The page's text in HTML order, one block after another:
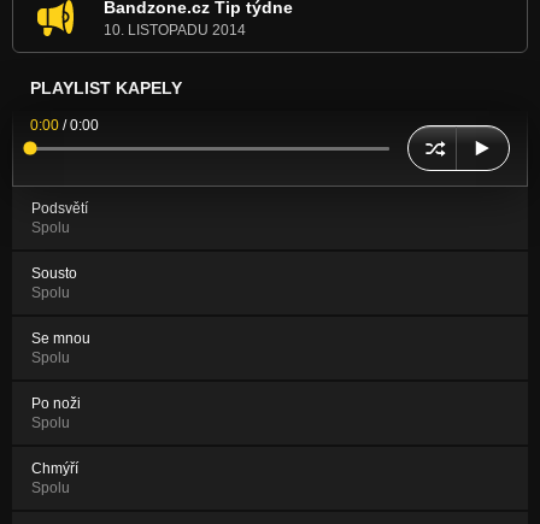
Bandzone.cz Tip týdne
10. LISTOPADU 2014
PLAYLIST KAPELY
0:00 /0:00
Podsvětí
Spolu
Sousto
Spolu
Se mnou
Spolu
Po noži
Spolu
Chmýří
Spolu